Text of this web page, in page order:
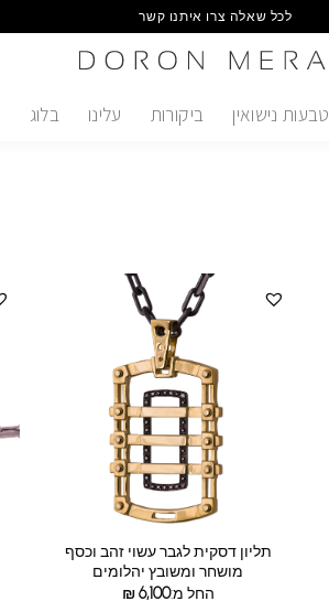
לכל שאלה צרו איתנו קשר
טבעות נישואין ביקורות עלינו בלוג
תליון דסקית לגבר עשוי זהב וכסף
מושחר ומשובץ יהלומים
החל מ:
₪6,100